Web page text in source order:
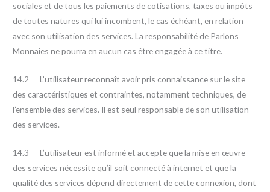
sociales et de tous les paiements de cotisations, taxes ou impôts
de toutes natures qui lui incombent, le cas échéant, en relation
avec son utilisation des services. La responsabilité de Parlons
Monnaies ne pourra en aucun cas être engagée à ce titre.
14.2 L’utilisateur reconnaît avoir pris connaissance sur le site
des caractéristiques et contraintes, notamment techniques, de
l’ensemble des services. Il est seul responsable de son utilisation
des services.
14.3 L’utilisateur est informé et accepte que la mise en œuvre
des services nécessite qu’il soit connecté à internet et que la
qualité des services dépend directement de cette connexion, dont